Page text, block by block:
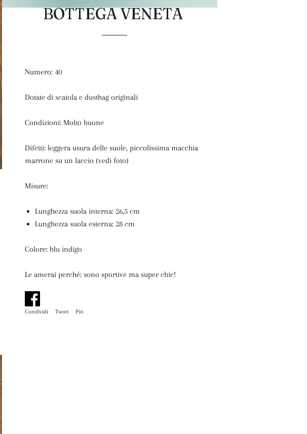
BOTTEGA VENETA
Numero: 40
Dotate di scatola e dustbag originali
Condizioni: Molto buone
Difetti: leggera usura delle suole, piccolissima macchia
marrone su un laccio (vedi foto)
Misure:
Lunghezza suola interna: 26,5 cm
Lunghezza suola esterna: 28 cm
Colore: blu indigo
Le amerai perché: sono sportive ma super chic!
Condividi
Condividi
Tweet
Twitta
Pin